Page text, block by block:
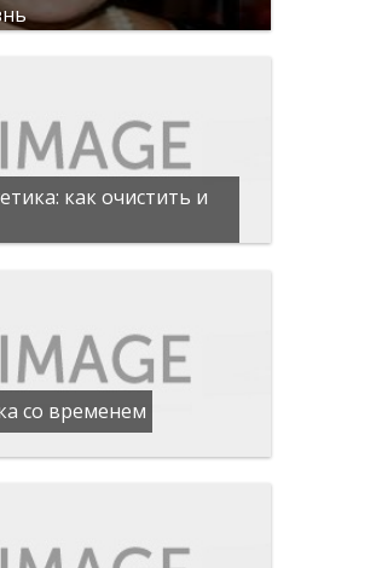
как очистить и
со временем